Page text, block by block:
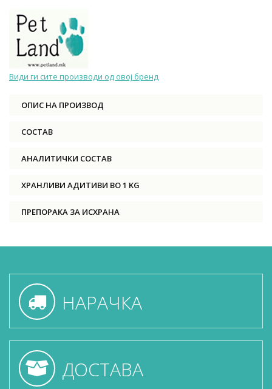
Види ги сите производи од овој бренд
ОПИС НА ПРОИЗВОД
СОСТАВ
АНАЛИТИЧКИ СОСТАВ
ХРАНЛИВИ АДИТИВИ ВО 1 KG
ПРЕПОРАКА ЗА ИСХРАНА
НАРАЧКА
ДОСТАВА